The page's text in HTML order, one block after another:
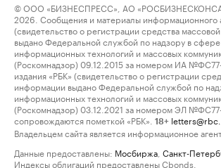
© ООО «БИЗНЕСПРЕСС», АО
2026. Сообщения и материалы информационного
(свидетельство о регистрации средства
выдано Федеральной службой по надзору в сфере
информационных технологий и массовых
(Роскомнадзор) 09.12.2015 за номером ИА
издания «РБК» (свидетельство о регистрации
информации выдано Федеральной службой по
информационных технологий и массовых
(Роскомнадзор) 03.12.2021 за номером ЭЛ
сопровождаются пометкой «РБК».
18+
Владельцем сайта является информационное
Данные предоставлены: Мосбиржа Санкт-
Индексы облигаций предоставлены Cbonds.